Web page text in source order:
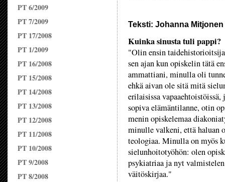
PT 6/2009
PT 7/2009
PT 17/2008
PT 1/2009
PT 16/2008
PT 15/2008
PT 14/2008
PT 13/2008
PT 12/2008
PT 11/2008
PT 10/2008
PT 9/2008
PT 8/2008
Teksti: Johanna Mitjonen
Kuinka sinusta tuli pappi?
"Olin ensin
sen ajan kun opiskelin tätä
ammattiani, minulla oli
ehkä aivan ole sitä mitä
erilaisissa
sopiva elämäntilanne, otin
menin opiskelemaa
minulle valkeni, että haluan
teologiaa. Minulla on myös
sielunhoitotyöhön: olen
psykiatriaa ja nyt valmistelen
väitöskirjaa."